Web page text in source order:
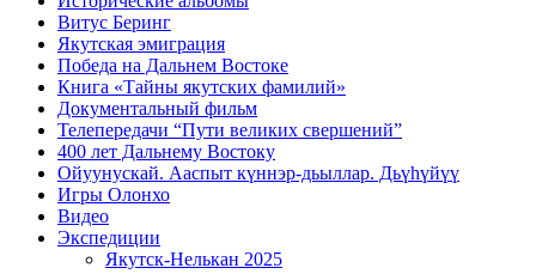
Витус Беринг
Якутская эмиграция
Победа на Дальнем Востоке
Книга «Тайны якутских фамилий»
Документальный фильм
Телепередачи “Пути великих свершений”
400 лет Дальнему Востоку
Ойуунускай. Ааспыт күннэр-дьыллар. Дьүһүйүү
Игры Олонхо
Видео
Экспедиции
Якутск-Нелькан 2025